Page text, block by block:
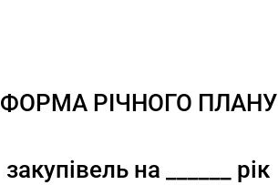
ФОРМА РІЧНОГО ПЛАНУ
закупівель на ______ рік